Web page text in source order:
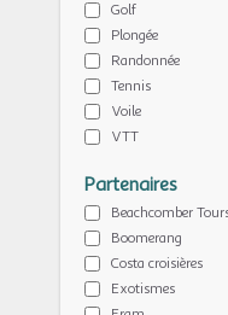
Golf
Plongée
Randonnée
Tennis
Voile
VTT
Partenaires
Beachcomber
Boomerang
Costa croisières
Exotismes